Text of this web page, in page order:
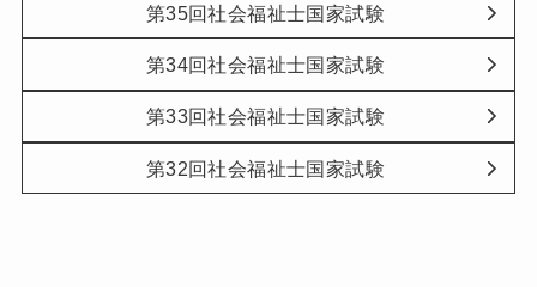
第35回社会福祉士国家試験
第34回社会福祉士国家試験
第33回社会福祉士国家試験
第32回社会福祉士国家試験